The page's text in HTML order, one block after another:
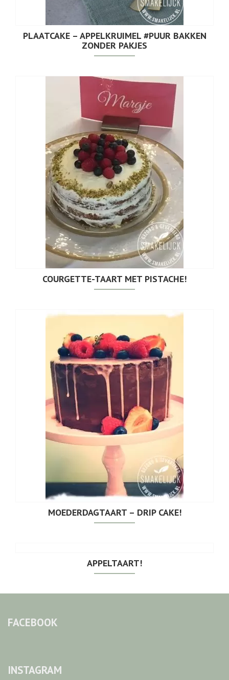
PLAATCAKE – APPELKRUIMEL #PUUR BAKKEN
ZONDER PAKJES
COURGETTE-TAART MET PISTACHE!
MOEDERDAGTAART – DRIP CAKE!
APPELTAART!
FACEBOOK
INSTAGRAM